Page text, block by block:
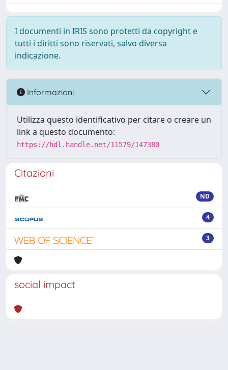
I documenti in IRIS sono protetti da copyright e
tutti i diritti sono riservati, salvo diversa
indicazione.
Informazioni
Utilizza questo identificativo per citare o creare un
link a questo documento:
https://hdl.handle.net/11579/147380
Citazioni
ND
4
3
social impact